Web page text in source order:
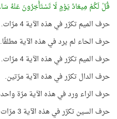
قُلْ لَكُمْ مِيعَادُ يَوْمٍ لَا تَسْتَأْخِرُونَ عَنْهُ
حرف الميم تكرّر في هذه الآية 4 مرّات.
حرف الحاء لم يرد في هذه الآية مطلقًا.
حرف الميم تكرّر في هذه الآية 4 مرّات.
حرف الدال تكرّر في هذه الآية مرّتين.
حرف الراء ورد في هذه الآية مرّة
حرف السين تكرّر في هذه الآية 3 مرّات.